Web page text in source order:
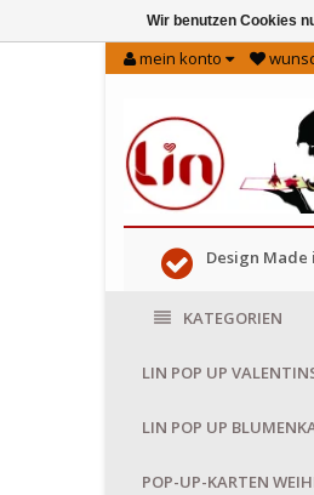
mein konto
Design Made
KATEGORIEN
LIN POP UP
LIN POP UP
POP-UP-KARTEN
Wir benutzen Cookies